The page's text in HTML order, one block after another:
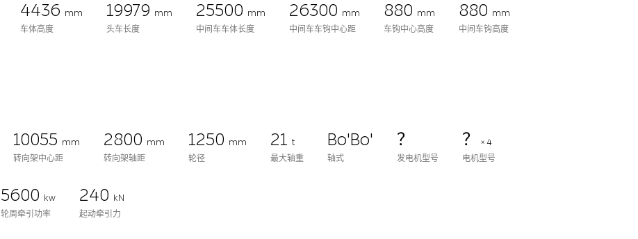
4436 mm
车体高度
19979 mm
头车长度
25500 mm
中间车车体长度
26300 mm
中间车车钩中心距
880 mm
车钩中心高度
880 mm
中间车钩高度
10055 mm
转向架中心距
2800 mm
转向架轴距
1250 mm
轮径
21t
最大轴重
Bo'Bo'
轴式
？
发电机型号
？
× 4
电机型号
5600
kw
轮周牵引功率
240
kN
起动牵引力